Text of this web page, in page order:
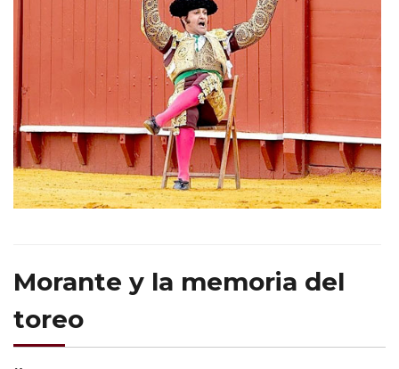
Morante y la memoria del
toreo